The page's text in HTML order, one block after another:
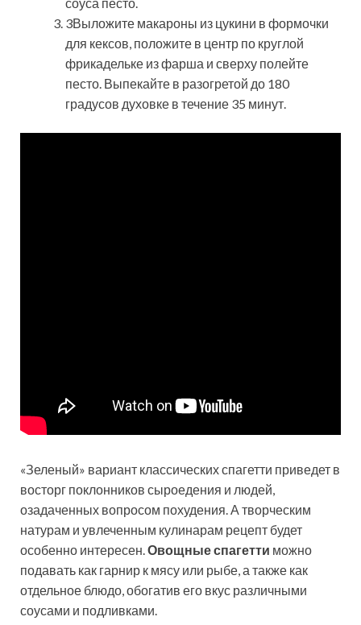
3Выложите макароны из цукини в формочки
для кексов, положите в центр по круглой
фрикадельке из фарша и сверху полейте
песто. Выпекайте в разогретой до 180
градусов духовке в течение 35 минут.
«Зеленый» вариант классических спагетти приведет в
восторг поклонников сыроедения и людей,
озадаченных вопросом похудения. А творческим
натурам и увлеченным кулинарам рецепт будет
особенно интересен. Овощные спагетти можно
подавать как гарнир к мясу или рыбе, а также как
отдельное блюдо, обогатив его вкус различными
соусами и подливками.